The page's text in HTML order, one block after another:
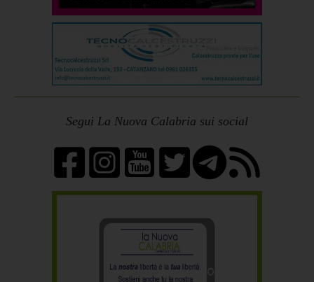
Segui La Nuova Calabria sui social